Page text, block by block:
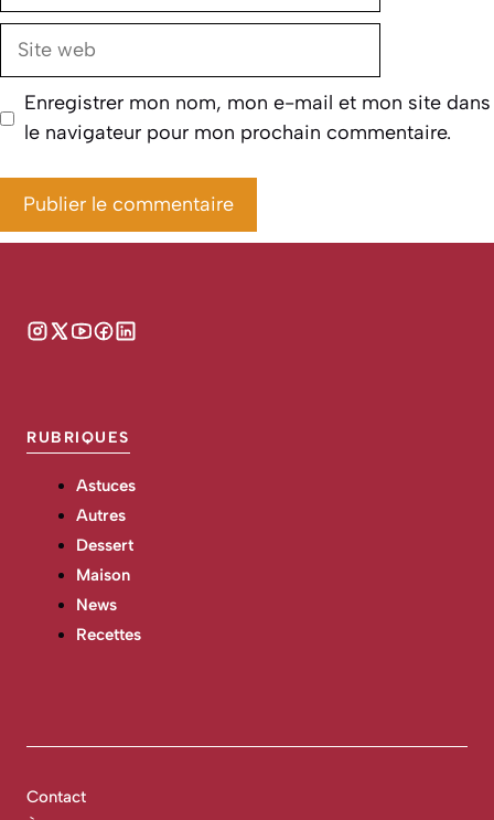
Site
Enregistrer mon nom, mon e-mail et mon site dans
le navigateur pour mon prochain commentaire.
RUBRIQUES
Astuces
Autres
Dessert
Maison
News
Recettes
Contact